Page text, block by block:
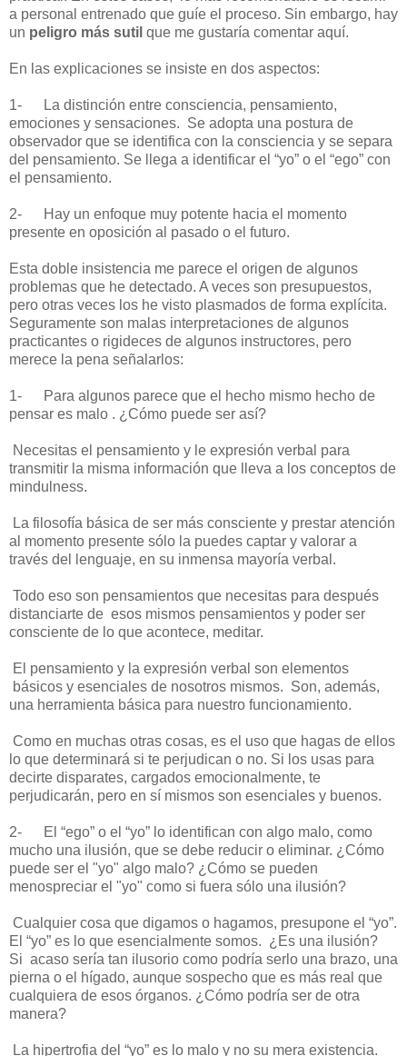
a personal entrenado que guíe el proceso. Sin embargo, hay
un peligro más sutil que me gustaría comentar aquí.
En las explicaciones se insiste en dos aspectos:
1-
La distinción entre consciencia, pensamiento,
emociones y sensaciones. Se adopta una postura de
observador que se identifica con la consciencia y se separa
del pensamiento. Se llega a identificar el “yo” o el “ego” con
el pensamiento.
2-
Hay un enfoque muy potente hacia el momento
presente en oposición al pasado o el futuro.
Esta doble insistencia me parece el origen de algunos
problemas que he detectado. A veces son presupuestos,
pero otras veces los he visto plasmados de forma explícita.
Seguramente son malas interpretaciones de algunos
practicantes o rigideces de algunos instructores, pero
merece la pena señalarlos:
1-
Para algunos parece que el hecho mismo hecho de
pensar es malo . ¿Cómo puede ser así?
Necesitas el pensamiento y le expresión verbal para
transmitir la misma información que lleva a los conceptos de
mindulness.
La filosofía básica de ser más consciente y prestar atención
al momento presente sólo la puedes captar y valorar a
través del lenguaje, en su inmensa mayoría verbal.
Todo eso son pensamientos que necesitas para después
distanciarte de esos mismos pensamientos y poder ser
consciente de lo que acontece, meditar.
El pensamiento y la expresión verbal son elementos
básicos y esenciales de nosotros mismos. Son, además,
una herramienta básica para nuestro funcionamiento.
Como en muchas otras cosas, es el uso que hagas de ellos
lo que determinará si te perjudican o no. Si los usas para
decirte disparates, cargados emocionalmente, te
perjudicarán, pero en sí mismos son esenciales y buenos.
2-
El “ego” o el “yo” lo identifican con algo malo, como
mucho una ilusión, que se debe reducir o eliminar. ¿Cómo
puede ser el "yo" algo malo? ¿Cómo se pueden
menospreciar el "yo" como si fuera sólo una ilusión?
Cualquier cosa que digamos o hagamos, presupone el “yo”.
El “yo” es lo que esencialmente somos. ¿Es una ilusión?
Si acaso sería tan ilusorio como podría serlo una brazo, una
pierna o el hígado, aunque sospecho que es más real que
cualquiera de esos órganos. ¿Cómo podría ser de otra
manera?
La hipertrofia del “yo” es lo malo y no su mera existencia.